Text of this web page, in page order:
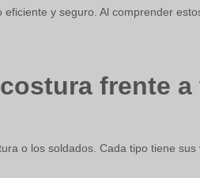
y seguro. Al comprender
frente
o los soldados. Cada tipo tiene